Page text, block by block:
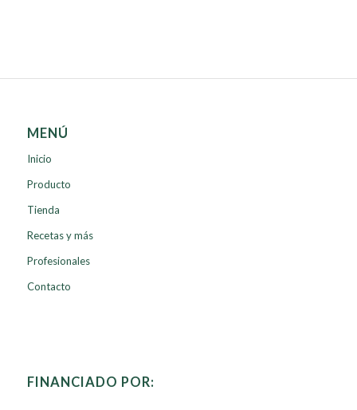
MENÚ
Inicio
Producto
Tienda
Recetas y más
Profesionales
Contacto
FINANCIADO POR: